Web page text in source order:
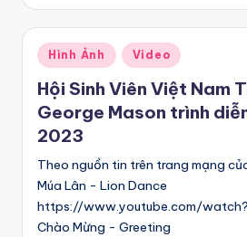
Posted
in
Hình Ảnh Video
Hội Sinh Viên Việt Nam
George Mason trình
2023
Theo nguồn tin trên trang mạng
Múa Lân - Lion Dance
https://www.youtube.com/
Chào Mừng - Greeting